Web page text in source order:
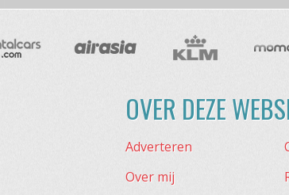
OVER DEZE
Adverteren
Over mij